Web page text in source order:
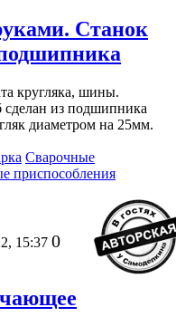
Станок
кругляка, шины.
сделан из подшипника
диаметром на 25мм.
Сварочные
приспособления
15:37 0